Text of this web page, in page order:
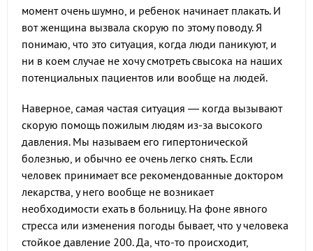
момент очень шумно, и ребенок начинает плакать. И
вот женщина вызвала скорую по этому поводу. Я
понимаю, что это ситуация, когда люди паникуют, и
ни в коем случае не хочу смотреть свысока на наших
потенциальных пациентов или вообще на людей.
Наверное, самая частая ситуация — когда вызывают
скорую помощь пожилым людям из-за высокого
давления. Мы называем его гипертонической
болезнью, и обычно ее очень легко снять. Если
человек принимает все рекомендованные доктором
лекарства, у него вообще не возникает
необходимости ехать в больницу. На фоне явного
стресса или изменения погоды бывает, что у человека
стойкое давление 200. Да, что-то происходит,